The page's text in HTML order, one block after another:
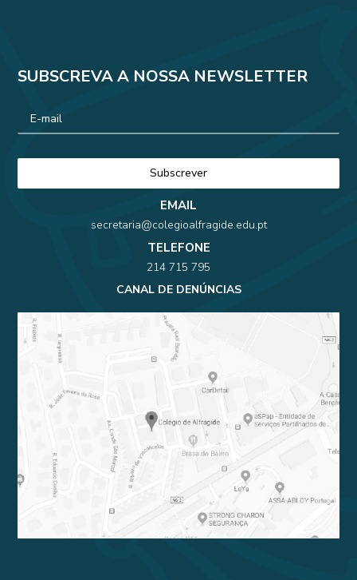
SUBSCREVA A NOSSA NEWSLETTER
EMAIL
secretaria@colegioalfragide.edu.pt
TELEFONE
214 715 795
CANAL DE DENÚNCIAS